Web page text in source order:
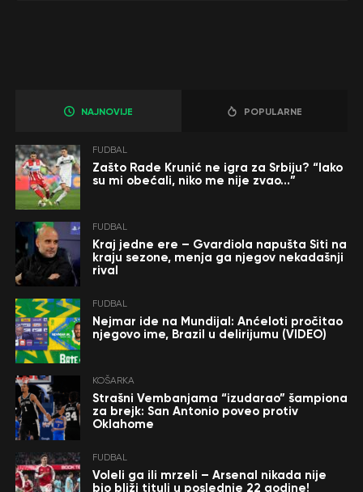
NAJNOVIJE POPULARNE
FUDBAL
Zašto Rade Krunić ne igra za Srbiju? “Iako
su mi obećali, niko me nije zvao…”
FUDBAL
Kraj jedne ere – Gvardiola napušta Siti na
kraju sezone, menja ga njegov nekadašnji
rival
FUDBAL
Nejmar ide na Mundijal: Anćeloti pročitao
njegovo ime, Brazil u delirijumu (VIDEO)
KOŠARKA
Strašni Vembanjama “izudarao” šampiona
za brejk: San Antonio poveo protiv
Oklahome
FUDBAL
Voleli ga ili mrzeli – Arsenal nikada nije
bio bliži tituli u poslednje 22 godine!